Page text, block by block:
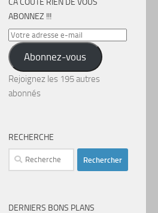
CA COÛTE RIEN DE VOUS
ABONNEZ !!!
Votre
adresse
e-
mail
Abonnez-vous
Rejoignez les 195 autres
abonnés
RECHERCHE
Rechercher :
DERNIERS BONS PLANS